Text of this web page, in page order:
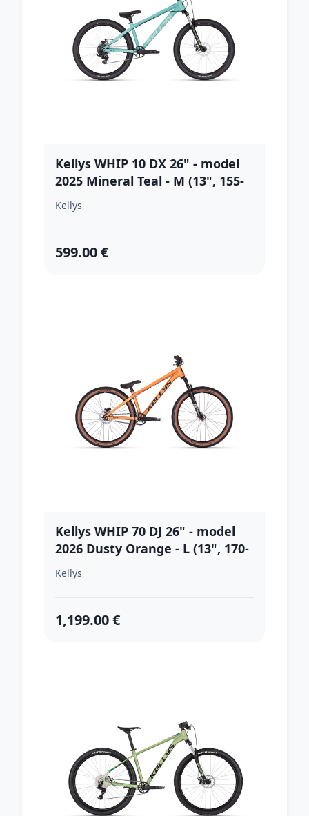
Kellys WHIP 10 DX 26" - model
2025 Mineral Teal - M (13", 155-
175 cm)
Kellys
599.00 €
Kellys WHIP 70 DJ 26" - model
2026 Dusty Orange - L (13", 170-
190 cm)
Kellys
1,199.00 €